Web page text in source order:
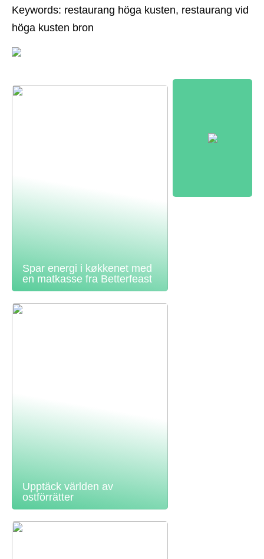
Keywords: restaurang höga kusten, restaurang vid
höga kusten bron
Spar energi i køkkenet med
en matkasse fra Betterfeast
Upptäck världen av
ostförrätter